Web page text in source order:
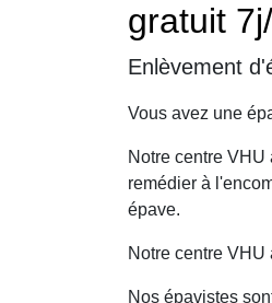
gratuit
Enlèvement
Vous avez une
Notre centre
remédier à
épave.
Notre centre
Nos épavistes